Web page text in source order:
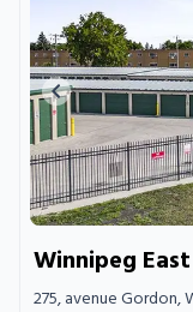
Previous image
Winnipeg
275, avenue Gordon,